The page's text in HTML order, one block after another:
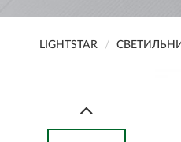
LIGHTSTAR